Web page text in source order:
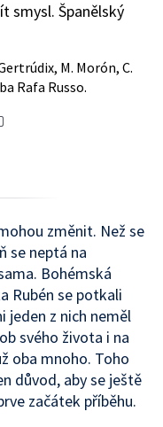
smysl. Španělský
M. Morón, C.
Rafa Russo.
změnit. Než se
se neptá na
Bohémská
Rubén se potkali
jeden z nich neměl
svého života i na
oba mnoho. Toho
důvod, aby se ještě
začátek příběhu.